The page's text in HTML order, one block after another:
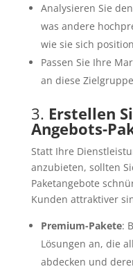
Analysieren Sie
was andere
wie sie sich
Passen Sie Ihre
an diese
3. Erstellen
Angebots-
Statt Ihre
anzubieten, sollten
Paketangebote
Kunden attraktiver
Premium-Pakete:
Lösungen an, die
abdecken und